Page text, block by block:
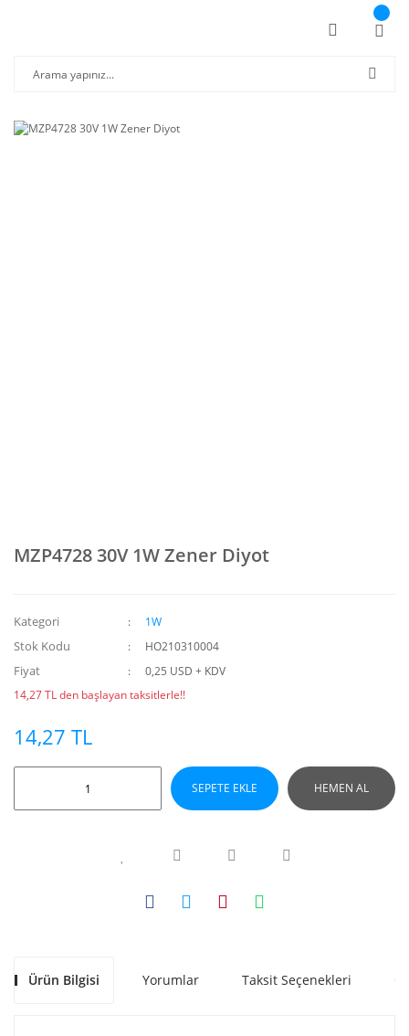
MZP4728 30V 1W Zener Diyot
Kategori 1W
Stok Kodu HO210310004
Fiyat
0,25 USD + KDV
14,27 TL den başlayan taksitlerle!!
14,27 TL
SEPETE EKLE HEMEN AL
Ürün Bilgisi Yorumlar Taksit Seçenekleri